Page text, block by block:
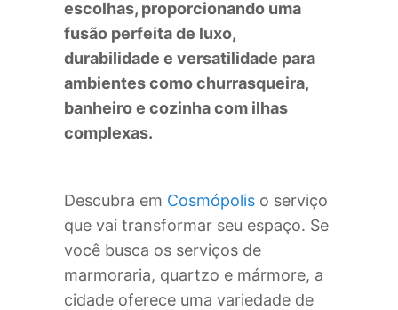
escolhas, proporcionando uma
fusão perfeita de luxo,
durabilidade e versatilidade para
ambientes como churrasqueira,
banheiro e cozinha com ilhas
complexas.
Descubra em Cosmópolis o serviço
que vai transformar seu espaço. Se
você busca os serviços de
marmoraria, quartzo e mármore, a
cidade oferece uma variedade de